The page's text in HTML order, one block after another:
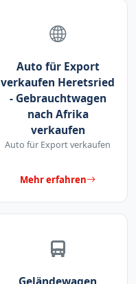
Auto für Export
verkaufen Heretsried
- Gebrauchtwagen
nach Afrika
verkaufen
Auto für Export verkaufen
Mehr erfahren